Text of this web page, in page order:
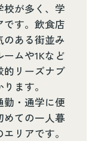
校が多く、学
です。飲食店
ある街並み
ムや1Kなど
的リーズナブ
ます。
勤・通学に便
めての一人暮
リアです。